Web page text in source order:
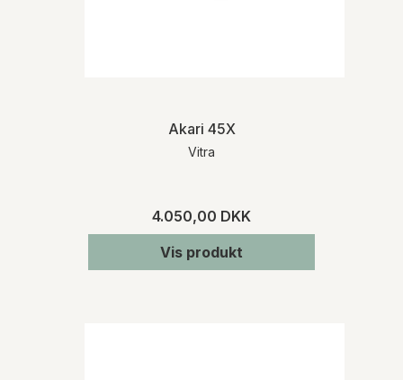
Akari 45X
Vitra
4.050,00 DKK
Vis produkt